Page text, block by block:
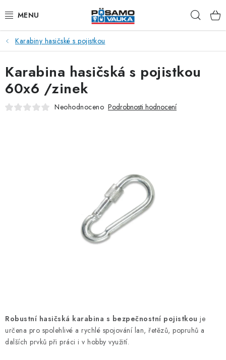
na
ŘETĚZY
LANA Z OCELI A NEREZI
PŘÍSLUŠENSTVÍ K LANŮM
TŘMENY A ZÁVĚSNÁ OKA
OTOČNÁ OKA A OBRTLÍKY
S - HÁČKY
Karabiny hasičské s pojistkou
Robustní hasičská karabina s bezpečnostní pojistkou je
určena pro spolehlivé a rychlé spojování lan, řetězů, popruhů a
dalších prvků při práci i v hobby využití.
Karabina hasičská s pojistkou
60x6 /zinek
Neohodnoceno Podrobnosti hodnocení